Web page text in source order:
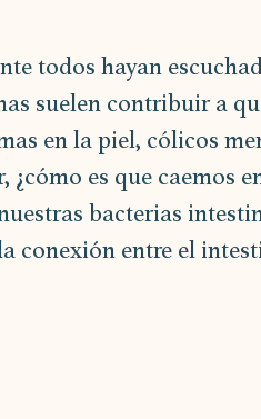
todos hayan
suelen contribuir a
en la piel, cólicos
es que caemos
bacterias
conexión entre el